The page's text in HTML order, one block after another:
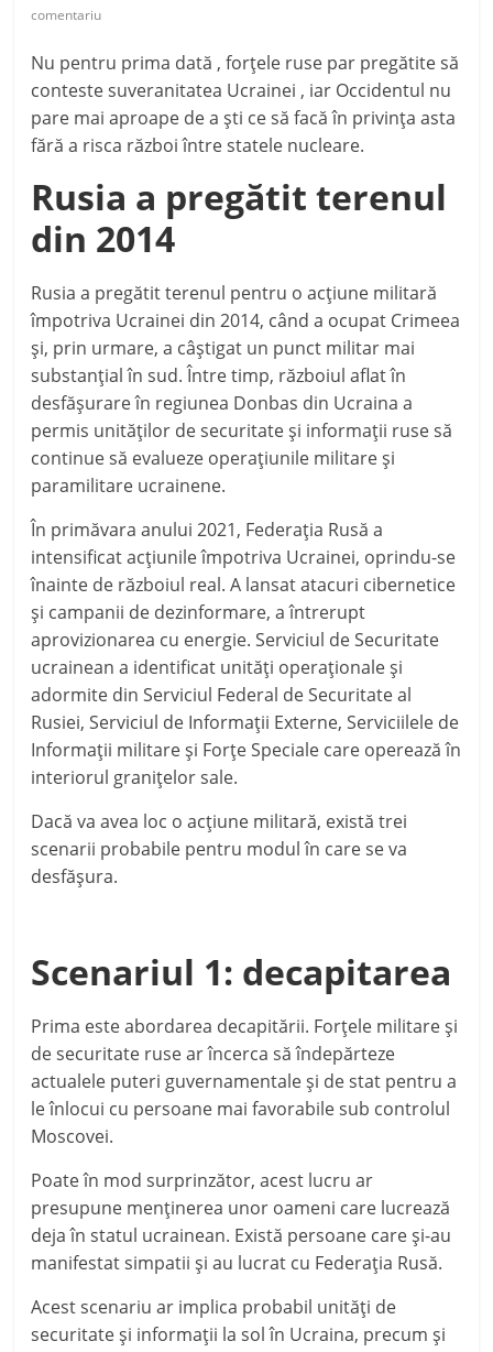
comentariu
Nu pentru prima dată , forţele ruse par pregătite să
conteste suveranitatea Ucrainei , iar Occidentul nu
pare mai aproape de a şti ce să facă în privinţa asta
fără a risca război între statele nucleare.
Rusia a pregătit terenul
din 2014
Rusia a pregătit terenul pentru o acţiune militară
împotriva Ucrainei din 2014, când a ocupat Crimeea
şi, prin urmare, a câştigat un punct militar mai
substanţial în sud. Între timp, războiul aflat în
desfăşurare în regiunea Donbas din Ucraina a
permis unităţilor de securitate şi informaţii ruse să
continue să evalueze operaţiunile militare şi
paramilitare ucrainene.
În primăvara anului 2021, Federaţia Rusă a
intensificat acţiunile împotriva Ucrainei, oprindu-se
înainte de războiul real. A lansat atacuri cibernetice
şi campanii de dezinformare, a întrerupt
aprovizionarea cu energie. Serviciul de Securitate
ucrainean a identificat unităţi operaţionale şi
adormite din Serviciul Federal de Securitate al
Rusiei, Serviciul de Informaţii Externe, Serviciilele de
Informaţii militare şi Forţe Speciale care operează în
interiorul graniţelor sale.
Dacă va avea loc o acţiune militară, există trei
scenarii probabile pentru modul în care se va
desfăşura.
Scenariul 1: decapitarea
Prima este abordarea decapitării. Forţele militare şi
de securitate ruse ar încerca să îndepărteze
actualele puteri guvernamentale şi de stat pentru a
le înlocui cu persoane mai favorabile sub controlul
Moscovei.
Poate în mod surprinzător, acest lucru ar
presupune menţinerea unor oameni care lucrează
deja în statul ucrainean. Există persoane care şi-au
manifestat simpatii şi au lucrat cu Federaţia Rusă.
Acest scenariu ar implica probabil unităţi de
securitate şi informaţii la sol în Ucraina, precum şi